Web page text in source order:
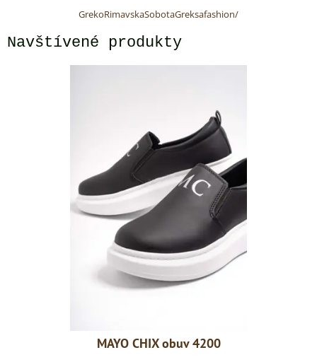
GrekoRimavskaSobotaGreksafashion/
Navštívené produkty
MAYO CHIX obuv 4200